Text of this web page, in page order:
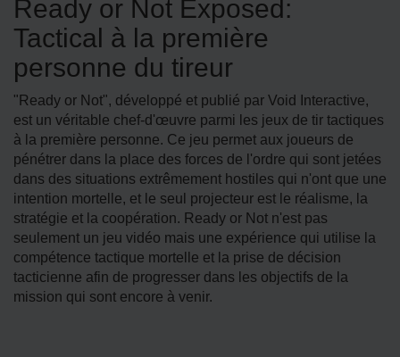
Ready or Not Exposed:
Tactical à la première
personne du tireur
"Ready or Not", développé et publié par Void Interactive,
est un véritable chef-d'œuvre parmi les jeux de tir tactiques
à la première personne. Ce jeu permet aux joueurs de
pénétrer dans la place des forces de l'ordre qui sont jetées
dans des situations extrêmement hostiles qui n'ont que une
intention mortelle, et le seul projecteur est le réalisme, la
stratégie et la coopération. Ready or Not n'est pas
seulement un jeu vidéo mais une expérience qui utilise la
compétence tactique mortelle et la prise de décision
tacticienne afin de progresser dans les objectifs de la
mission qui sont encore à venir.